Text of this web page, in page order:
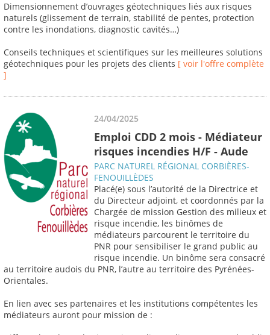
Dimensionnement d’ouvrages géotechniques liés aux risques
naturels (glissement de terrain, stabilité de pentes, protection
contre les inondations, diagnostic cavités…)
Conseils techniques et scientifiques sur les meilleures solutions
géotechniques pour les projets des clients [ voir l'offre complète
]
24/04/2025
Emploi CDD 2 mois - Médiateur
risques incendies H/F - Aude
PARC NATUREL RÉGIONAL CORBIÈRES-
FENOUILLÈDES
Placé(e) sous l’autorité de la Directrice et
du Directeur adjoint, et coordonnés par la
Chargée de mission Gestion des milieux et
risque incendie, les binômes de
médiateurs parcourent le territoire du
PNR pour sensibiliser le grand public au
risque incendie. Un binôme sera consacré
au territoire audois du PNR, l’autre au territoire des Pyrénées-
Orientales.
En lien avec ses partenaires et les institutions compétentes les
médiateurs auront pour mission de :